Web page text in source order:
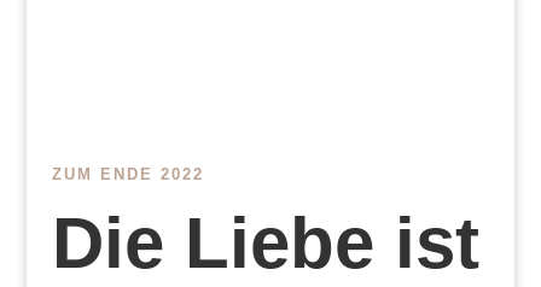
ZUM ENDE 2022
Die Liebe ist